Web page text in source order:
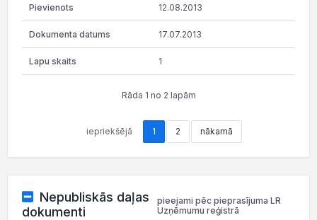
12.08.2013
17.07.2013
1
Rāda 1 no 2 lapām
iepriekšējā 1 2 nākamā
Nepubliskās daļas
dokumenti
pieejami pēc pieprasījuma LR
Uzņēmumu reģistrā